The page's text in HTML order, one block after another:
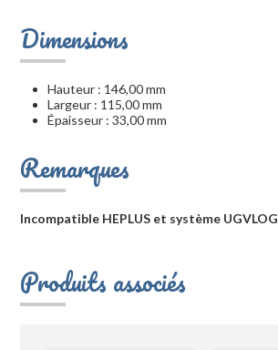
Dimensions
Hauteur : 146,00 mm
Largeur : 115,00 mm
Épaisseur : 33,00 mm
Remarques
Incompatible HEPLUS et système UGVLOG
Produits associés